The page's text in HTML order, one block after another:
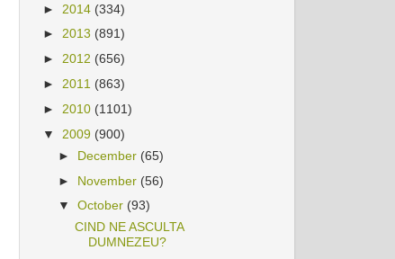
► 2014 (334)
► 2013 (891)
► 2012 (656)
► 2011 (863)
► 2010 (1101)
▼ 2009 (900)
► December (65)
► November (56)
▼October (93)
CIND NE ASCULTA
DUMNEZEU?